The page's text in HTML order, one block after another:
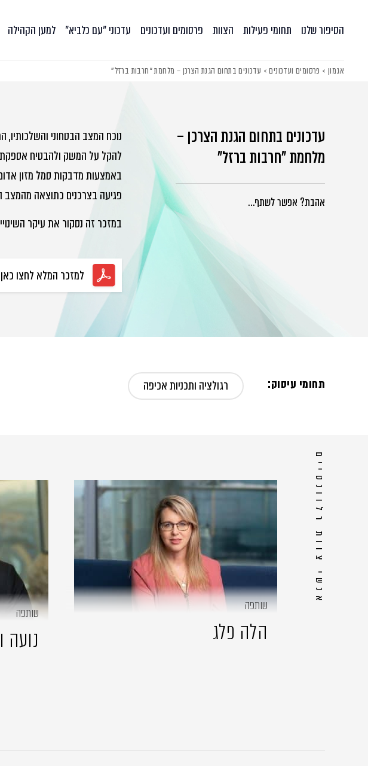
הסיפור שלנו תחומי פעילות הצוות פרסומים ועדכונים עדכוני ״עם כלביא״ למען הקהילה
אגמון > פרסומים ועדכונים> עדכונים בתחום הגנת הצרכן – מלחמת “חרבות ברזל”
עדכונים בתחום הגנת הצרכן –
מלחמת "חרבות ברזל"
אהבת? אפשר לשתף…
נוכח המצב הבטחוני
להקל על המשק ולהבטיח אספקת
באמצעות מדבקות סמל מזון
פגיעה בצרכנים כתוצאה מהמצב
במזכר זה נסקור את עיקר
למזכר המלא לחצו כאן
תחומי עיסוק: רגולציה ותכניות אכיפה
אנשי צוות רלוונטיים
שותפה
הלה פלג
שותפה
נועה